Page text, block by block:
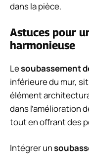
dans la pièce.
Astuces pour
harmonieuse
Lesoubassement
inférieure du mur,
élément
dans l’amélioration
tout en offrant des
Intégrer un